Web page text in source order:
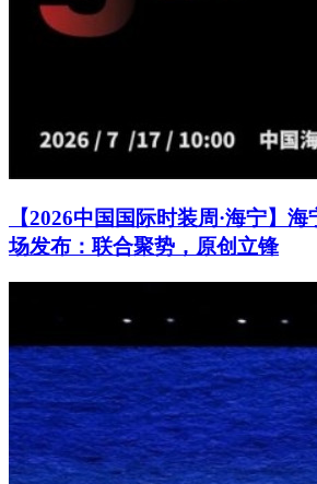
【2026中国国际时装周·海宁】
场发布：联合聚势，原创立锋